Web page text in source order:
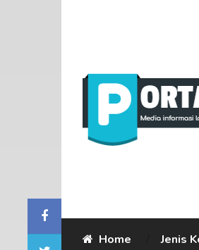
Home Jenis